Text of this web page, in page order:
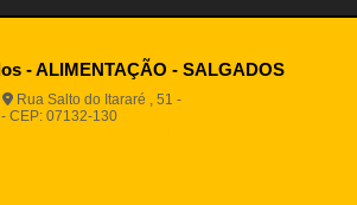
- ALIMENTAÇÃO - SALGADOS
Rua Salto do Itararé , 51 -
CEP: 07132-130